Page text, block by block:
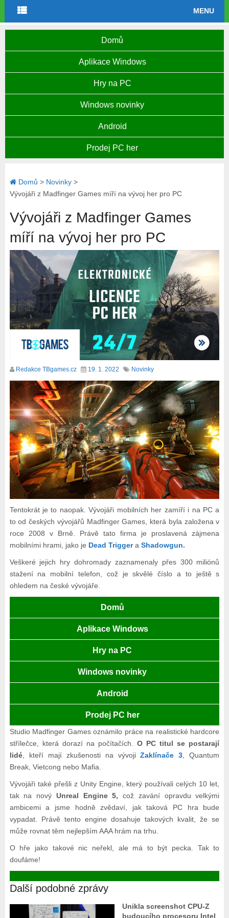
MENU
Domů
Aplikace Windows
Hry na PC
Windows novinky
Android
Prodej PC her
Domů > Novinky>
Vývojáři z Madfinger Games míří na vývoj her pro PC
Vývojáři z Madfinger Games
míří na vývoj her pro PC
Redakce TBgames.cz 19. 1. 2022 Novinky
Tentokrát je to naopak. Vývojáři mobilních her zamíří i na PC a
to od českých vývojářů Madfinger Games, která byla založena v
roce 2008 v Brně. Právě tato firma je proslavená zájmena
mobilními hrami, jako je Dead Triggera Shadowgun.
Veškeré jejich hry dohromady zaznamenaly přes 300 miliónů
stažení na mobilní telefon, což je skvělé číslo a to ještě s
ohledem na české vývojáře.
Domů
Aplikace Windows
Hry na PC
Windows novinky
Android
Prodej PC her
Studio Madfinger Games oznámilo práce na realistické hardcore
střílečce, která dorazí na počítačích.O PC titul se postarají
lidé, kteří mají zkušenosti na vývojiZaklínače 3 , Quantum
Break, Vietcong nebo Mafia.
Vývojáři také přešli z Unity Engine, který používali celých 10 let,
tak na nový Unreal Engine 5, což zavání opravdu velkými
ambicemi a jsme hodně zvědaví, jak taková PC hra bude
vypadat. Právě tento engine dosahuje takových kvalit, že se
může rovnat těm nejlepším AAA hrám na trhu.
O hře jako takové nic neřekl, ale má to být pecka. Tak to
doufáme!
Další podobné zprávy
Unikla screenshot CPU-Z
budoucího procesoru Intel